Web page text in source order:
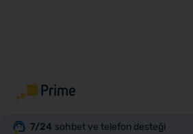
7/24 sohbet ve telefon desteği